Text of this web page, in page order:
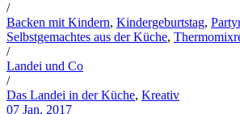
/
Backen mit Kindern, Kindergeburtstag,
Selbstgemachtes aus der Küche,
/
Landei und Co
/
Das Landei in der Küche, Kreativ
07 Jan. 2017